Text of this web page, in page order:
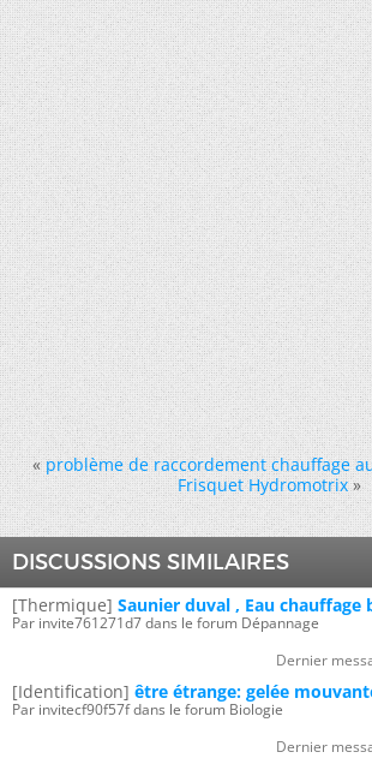
« problème de raccordement chauffage
Frisquet Hydromotrix »
DISCUSSIONS SIMILAIRES
[Thermique] Saunier duval , Eau chauffage
Par invite761271d7 dans le forum Dépannage
Dernier
[Identification] être étrange: gelée
Par invitecf90f57f dans le forum Biologie
Dernier